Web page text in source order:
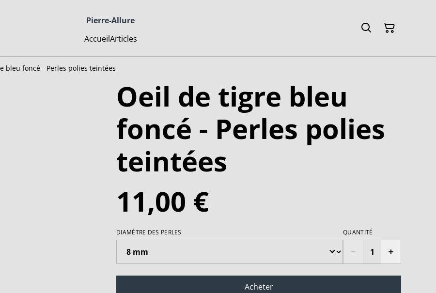
Pierre-Allure
AccueilArticles
bleu foncé - Perles polies teintées
Oeil de tigre bleu
foncé - Perles polies
teintées
11,00 €
DIAMÈTRE DES PERLES QUANTITÉ
Acheter